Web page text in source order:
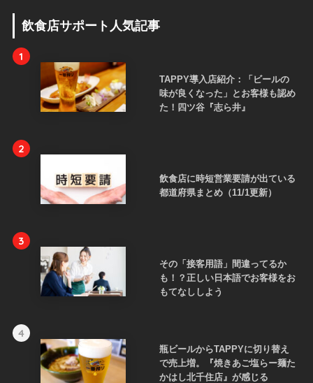
飲食店サポート人気記事
1
TAPPY導入店紹介：「ビールの
味が良くなった」とお客様も認め
た！四ツ谷『志ら井』
2
飲食店に時短営業要請が出ている
都道府県まとめ（11/1更新）
3
その「接客用語」間違ってるか
も！？正しい日本語でお客様をお
もてなししよう
4
瓶ビールからTAPPYに切り替え
で売上増。『焼きあご塩らー麺た
かはし北千住店』が感じる